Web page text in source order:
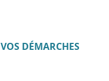
VOS DÉMARCHES